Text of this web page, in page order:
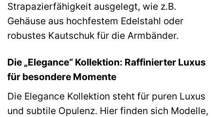
Strapazierfähigkeit ausgelegt, wie z.B.
Gehäuse aus hochfestem Edelstahl oder
robustes Kautschuk für die Armbänder.
Die „Elegance“ Kollektion: Raffinierter Luxus
für besondere Momente
Die Elegance Kollektion steht für puren Luxus
und subtile Opulenz. Hier finden sich Modelle,